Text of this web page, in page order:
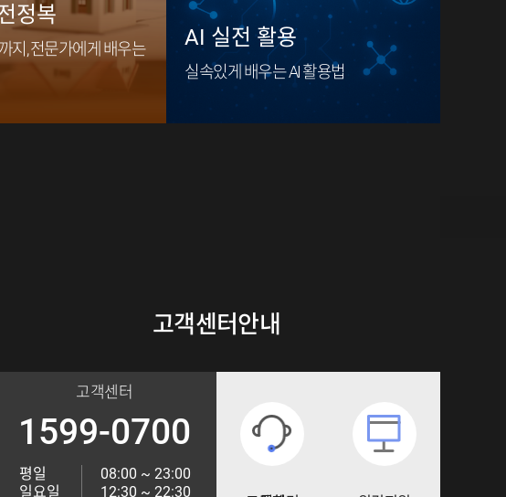
정복
지, 전문가에게 배우는
AI 실전 활용
실속있게 배우는 AI 활용법
고객센터안내
고객센터
1599-0700
평일
08:00 ~ 23:00
일요일
12:30 ~ 22:30